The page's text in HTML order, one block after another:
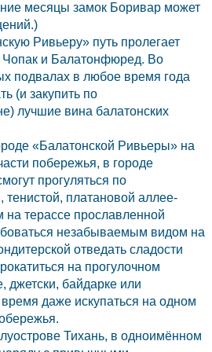
месяцы замок Боривар может
Ривьеру» путь пролегает
Чопак и Балатонфюред. Во
подвалах в любое время года
(и закупить по
лучшие вина балатонских
«Балатонской Ривьеры» на
побережья, в городе
прогуляться по
тенистой, платановой аллее-
терассе прославленной
незабываемым видом на
отведать сладости
на прогулочном
джетски, байдарке или
даже искупаться на одном
Тихань, в одноимённом